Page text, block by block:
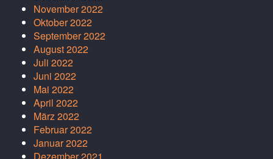
November 2022
Oktober 2022
September 2022
August 2022
Juli 2022
Juni 2022
Mai 2022
April 2022
März 2022
Februar 2022
Januar 2022